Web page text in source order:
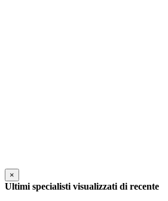
×
Ultimi specialisti visualizzati di recente